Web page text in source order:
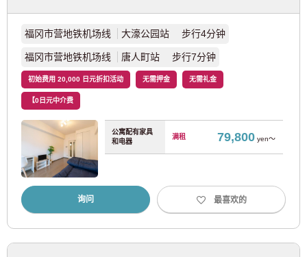
福冈市营地铁机场线 大濠公园站 步行4分钟
福冈市营地铁机场线 唐人町站 步行7分钟
初始费用 20,000 日元折扣活动 无需押金 无需礼金
【0日元中介费
公寓配有家具
和电器
满租 79,800yen～
询问 最喜欢的
京都
JR东日本
JR东海道本线
JR西日本
JR京都线 (14)
京阪电车